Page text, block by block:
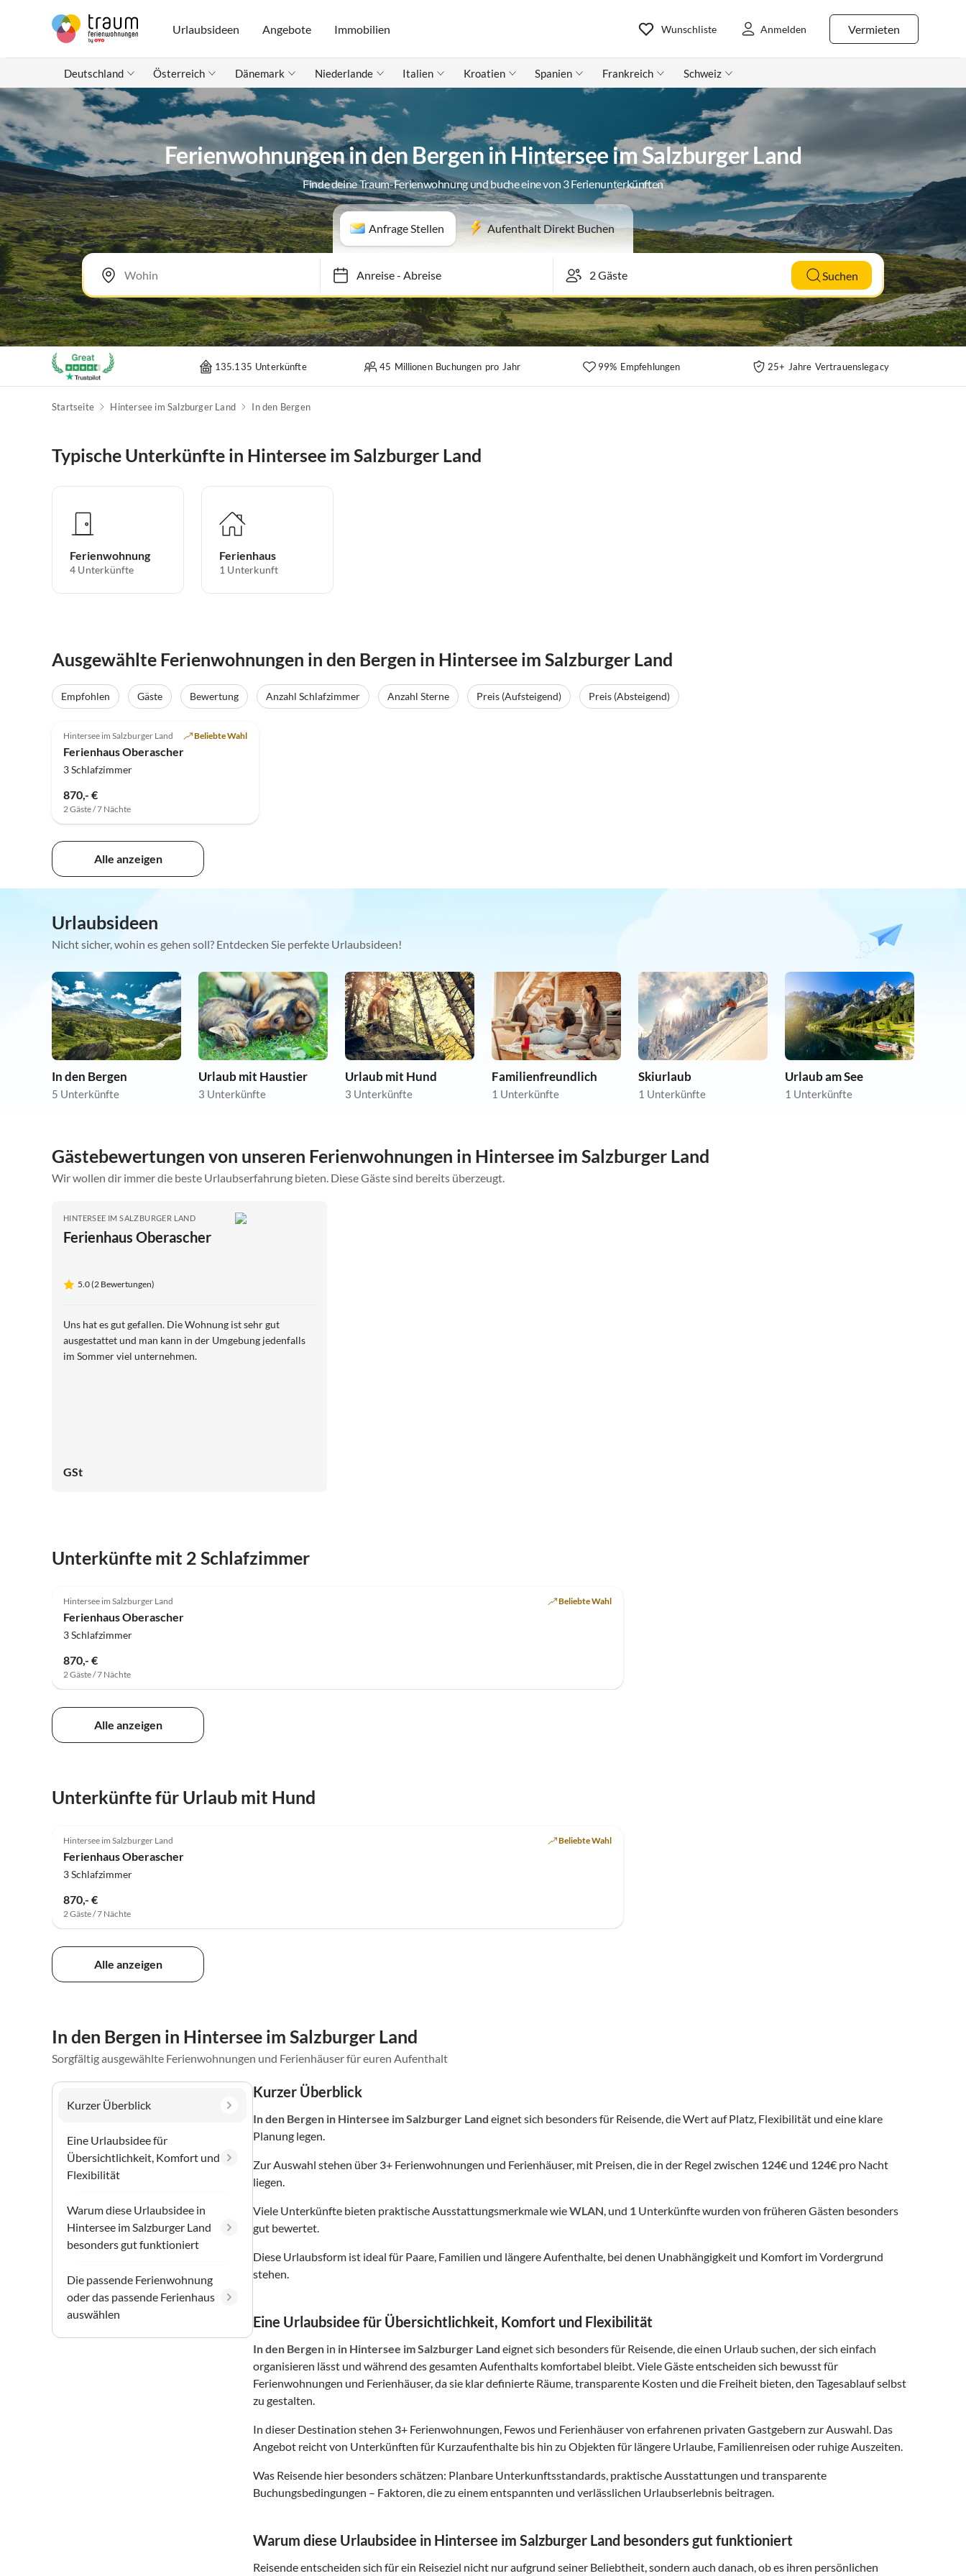
Urlaubsideen Angebote Immobilien Vermieten
Wunschliste Anmelden
Deutschland Österreich Dänemark Niederlande Italien Kroatien Spanien Frankreich Schweiz
Ferienwohnungen in den Bergen in Hintersee im Salzburger Land
Finde deine Traum-Ferienwohnung und buche eine von 3 Ferienunterkünften
Anfrage Stellen Aufenthalt Direkt Buchen
Anreise-Abreise Suchen
135.135 Unterkünfte 45 Millionen Buchungen pro Jahr 99% Empfehlungen 25+ Jahre Vertrauenslegacy
Startseite Hintersee im Salzburger Land In den Bergen
Typische Unterkünfte in Hintersee im Salzburger Land
Ferienwohnung
4 Unterkünfte
Ferienhaus
1 Unterkunft
Ausgewählte Ferienwohnungen in den Bergen in Hintersee im Salzburger Land
Empfohlen Gäste Bewertung Anzahl Schlafzimmer Anzahl Sterne Preis (Aufsteigend) Preis (Absteigend)
Top-Inserat
Hintersee im Salzburger Land Beliebte Wahl
Ferienhaus Oberascher
3 Schlafzimmer
870,- €
2 Gäste / 7 Nächte
Alle anzeigen
Urlaubsideen
Nicht sicher, wohin es gehen soll? Entdecken Sie perfekte Urlaubsideen!
In den Bergen
5 Unterkünfte
Urlaub mit Haustier
3 Unterkünfte
Urlaub mit Hund
3 Unterkünfte
Familienfreundlich
1 Unterkünfte
Skiurlaub
1 Unterkünfte
Urlaub am See
1 Unterkünfte
Gästebewertungen von unseren Ferienwohnungen in Hintersee im Salzburger Land
Wir wollen dir immer die beste Urlaubserfahrung bieten. Diese Gäste sind bereits überzeugt.
HINTERSEE IM SALZBURGER LAND
Ferienhaus Oberascher
5.0 (2 Bewertungen)
Uns hat es gut gefallen. Die Wohnung ist sehr gut
ausgestattet und man kann in der Umgebung jedenfalls
im Sommer viel unternehmen.
GSt
Unterkünfte mit 2 Schlafzimmer
Hintersee im Salzburger Land Beliebte Wahl
Ferienhaus Oberascher
3 Schlafzimmer
870,- €
2 Gäste / 7 Nächte
Alle anzeigen
Unterkünfte für Urlaub mit Hund
Hintersee im Salzburger Land Beliebte Wahl
Ferienhaus Oberascher
3 Schlafzimmer
870,- €
2 Gäste / 7 Nächte
Alle anzeigen
In den Bergen in Hintersee im Salzburger Land
Sorgfältig ausgewählte Ferienwohnungen und Ferienhäuser für euren Aufenthalt
Kurzer Überblick
Eine Urlaubsidee für
Übersichtlichkeit, Komfort und
Flexibilität
Warum diese Urlaubsidee in
Hintersee im Salzburger Land
besonders gut funktioniert
Die passende Ferienwohnung
oder das passende Ferienhaus
auswählen
Kurzer Überblick
In den Bergen in Hintersee im Salzburger Land eignet sich besonders für Reisende, die Wert auf Platz, Flexibilität und eine klare
Planung legen.
Zur Auswahl stehen über 3+ Ferienwohnungen und Ferienhäuser, mit Preisen, die in der Regel zwischen 124€ und 124€ pro Nacht
liegen.
Viele Unterkünfte bieten praktische Ausstattungsmerkmale wieWLAN, und 1 Unterkünfte wurden von früheren Gästen besonders
gut bewertet.
Diese Urlaubsform ist ideal für Paare, Familien und längere Aufenthalte, bei denen Unabhängigkeit und Komfort im Vordergrund
stehen.
Eine Urlaubsidee für Übersichtlichkeit, Komfort und Flexibilität
In den Bergen in in Hintersee im Salzburger Land eignet sich besonders für Reisende, die einen Urlaub suchen, der sich einfach
organisieren lässt und während des gesamten Aufenthalts komfortabel bleibt. Viele Gäste entscheiden sich bewusst für
Ferienwohnungen und Ferienhäuser, da sie klar definierte Räume, transparente Kosten und die Freiheit bieten, den Tagesablauf selbst
zu gestalten.
In dieser Destination stehen 3+ Ferienwohnungen, Fewos und Ferienhäuser von erfahrenen privaten Gastgebern zur Auswahl. Das
Angebot reicht von Unterkünften für Kurzaufenthalte bis hin zu Objekten für längere Urlaube, Familienreisen oder ruhige Auszeiten.
Was Reisende hier besonders schätzen: Planbare Unterkunftsstandards, praktische Ausstattungen und transparente
Buchungsbedingungen – Faktoren, die zu einem entspannten und verlässlichen Urlaubserlebnis beitragen.
Warum diese Urlaubsidee in Hintersee im Salzburger Land besonders gut funktioniert
Reisende entscheiden sich für ein Reiseziel nicht nur aufgrund seiner Beliebtheit, sondern auch danach, ob es ihren persönlichen